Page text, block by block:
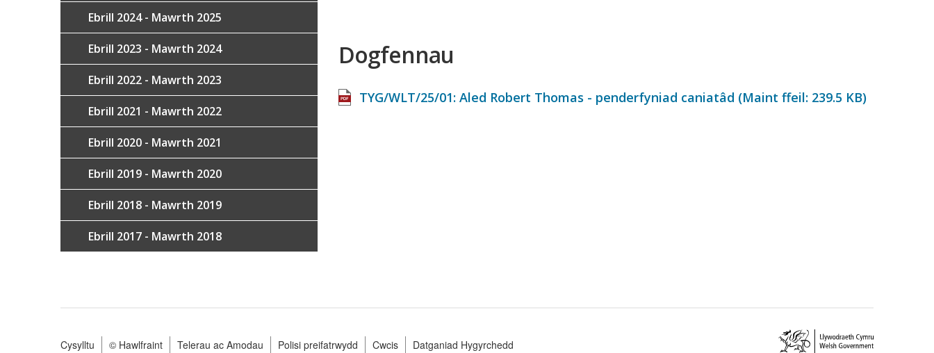
Dogfennau
TYG/WLT/25/01: Aled Robert Thomas - penderfyniad caniatâd (Maint ffeil: 239.5 KB)
Ebrill 2024 - Mawrth 2025
Ebrill 2023 - Mawrth 2024
Ebrill 2022 - Mawrth 2023
Ebrill 2021 - Mawrth 2022
Ebrill 2020 - Mawrth 2021
Ebrill 2019 - Mawrth 2020
Ebrill 2018 - Mawrth 2019
Ebrill 2017 - Mawrth 2018
Cysylltu © Hawlfraint Telerau ac Amodau Polisi preifatrwydd Cwcis Datganiad Hygyrchedd